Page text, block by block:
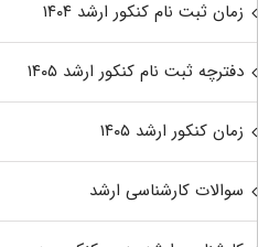
زمان ثبت نام کنکور ارشد ۱۴۰۴
دفترچه ثبت نام کنکور ارشد ۱۴۰۵
زمان کنکور ارشد ۱۴۰۵
سوالات کارشناسی ارشد